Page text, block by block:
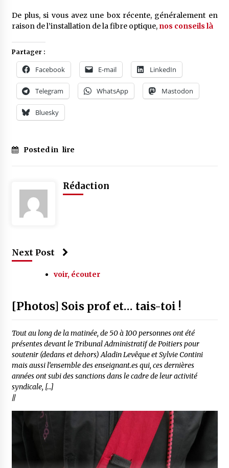
De plus, si vous avez une box récente, généralement en
raison de l’installation de la fibre optique, nos conseils là
Partager :
Facebook E-mail LinkedIn
Telegram WhatsApp Mastodon
Bluesky
Posted in lire
Rédaction
Next Post
voir, écouter
[Photos] Sois prof et… tais-toi !
Tout au long de la matinée, de 50 à 100 personnes ont été
présentes devant le Tribunal Administratif de Poitiers pour
soutenir (dedans et dehors) Aladin Levêque et Sylvie Contini
mais aussi l’ensemble des enseignant.es qui, ces dernières
années ont subi des sanctions dans le cadre de leur activité
syndicale, […]
//